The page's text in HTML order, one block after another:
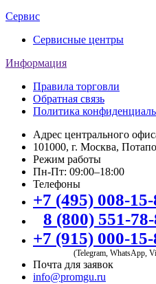
Сервис
Сервисные центры
Информация
Правила торговли
Обратная связь
Политика
Адрес центрального
101000, г. Москва,
Режим работы
Пн-Пт: 09:00–18:00
Телефоны
+7 (495) 008-
8 (800) 551-
+7 (915) 000-
(Telegram, WhatsApp,
Почта для заявок
info@promgu.ru